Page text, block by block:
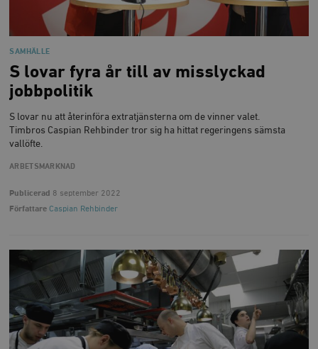
SAMHÄLLE
S lovar fyra år till av misslyckad
jobbpolitik
S lovar nu att återinföra extratjänsterna om de vinner valet.
Timbros Caspian Rehbinder tror sig ha hittat regeringens sämsta
vallöfte.
ARBETSMARKNAD
Publicerad 8 september 2022
Författare Caspian Rehbinder